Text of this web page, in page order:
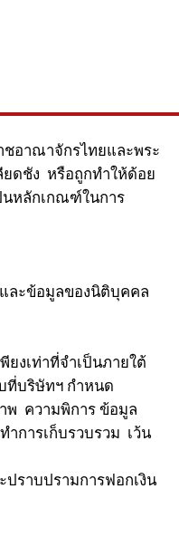
อาณาจักรไทยและพระ
ดชัง หรือถูกทำให้ด้อย
นหลักเกณฑ์ในการ
ละข้อมูลของนิติบุคคล
เท่าที่จำเป็นภายใต้
ที่บริษัทฯ กำหนด
พ ความพิการ ข้อมูล
การเก็บรวบรวม เว้น
าบปรามการฟอกเงิน